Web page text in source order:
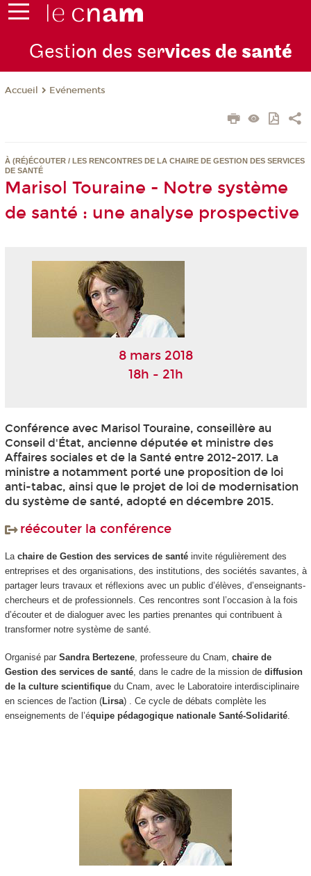
Gestion des services de santé
Accueil Evénements
À (RÉ)ÉCOUTER / LES RENCONTRES DE LA CHAIRE DE GESTION DES SERVICES
DE SANTÉ
Marisol Touraine - Notre système
de santé : une analyse prospective
8 mars 2018
18h - 21h
Conférence avec Marisol Touraine, conseillère au
Conseil d'État, ancienne députée et ministre des
Affaires sociales et de la Santé entre 2012-2017. La
ministre a notamment porté une proposition de loi
anti-tabac, ainsi que le projet de loi de modernisation
du système de santé, adopté en décembre 2015.
réécouter la conférence
La chaire de Gestion des services de santéinvite régulièrement des
entreprises et des organisations, des institutions, des sociétés savantes, à
partager leurs travaux et réflexions avec un public d’élèves, d’enseignants-
chercheurs et de professionnels. Ces rencontres sont l’occasion à la fois
d’écouter et de dialoguer avec les parties prenantes qui contribuent à
transformer notre système de santé.
Organisé par Sandra Bertezene, professeure du Cnam, chaire de
Gestion des services de santé, dans le cadre de la mission de diffusion
de la culture scientifiquedu Cnam, avec le Laboratoire interdisciplinaire
en sciences de l'action (Lirsa) . Ce cycle de débats complète les
enseignements de l’équipe pédagogique nationale Santé-Solidarité.